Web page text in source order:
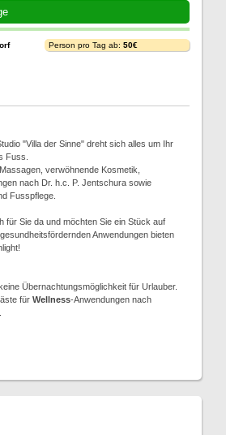
Person pro Tag ab: 50€
"Villa der Sinne" dreht sich alles um Ihr
Fuss.
verwöhnende Kosmetik,
nach Dr. h.c. P. Jentschura sowie
Fusspflege.
für Sie da und möchten Sie ein Stück auf
Anwendungen bieten
Übernachtungsmöglichkeit für Urlauber.
für Wellness-Anwendungen nach